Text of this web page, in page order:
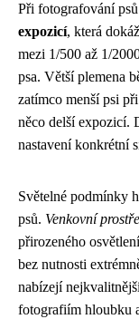
Při fotografování
expozicí, která
mezi 1/500 až 1/
psa. Větší plemena
zatímco menší psi
něco delší expozicí.
nastavení konkrétní
Světelné podmínky
psů. Venkovní
přirozeného
bez nutnosti
nabízejí
fotografiím hloubku